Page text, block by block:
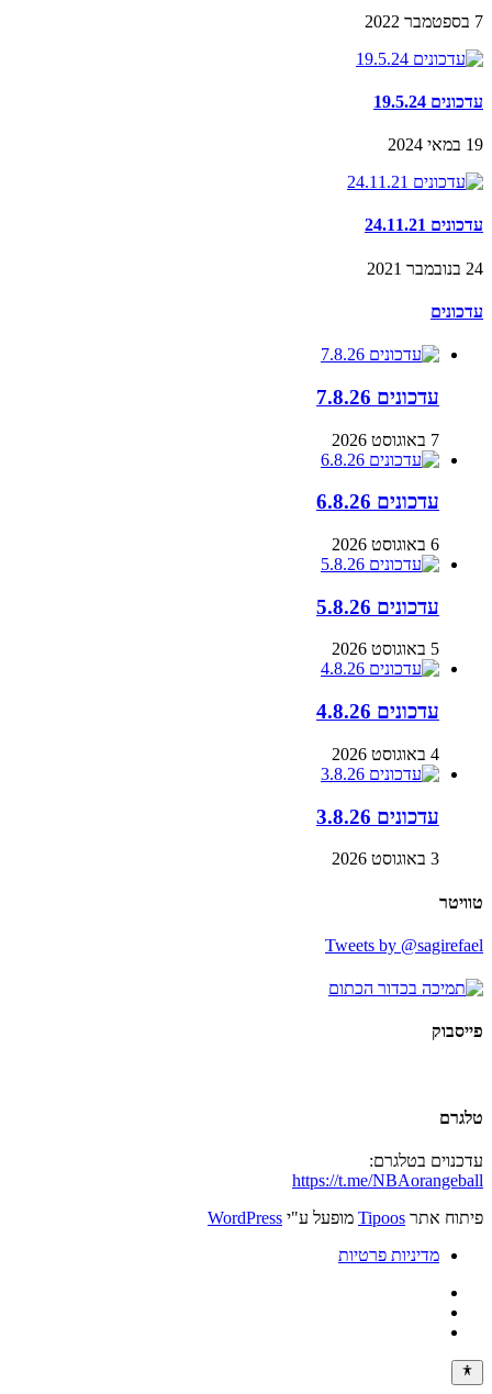
7 בספטמבר 2022
עדכונים 19.5.24
19 במאי 2024
עדכונים 24.11.21
24 בנובמבר 2021
עדכונים
עדכונים 7.8.26
7 באוגוסט 2026
עדכונים 6.8.26
6 באוגוסט 2026
עדכונים 5.8.26
5 באוגוסט 2026
עדכונים 4.8.26
4 באוגוסט 2026
עדכונים 3.8.26
3 באוגוסט 2026
טוויטר
Tweets by @sagirefael
פייסבוק
טלגרם
עדכנוים בטלגרם:
https://t.me/NBAorangeball
פיתוח אתר Tipoos מופעל ע"י WordPress
מדיניות פרטיות